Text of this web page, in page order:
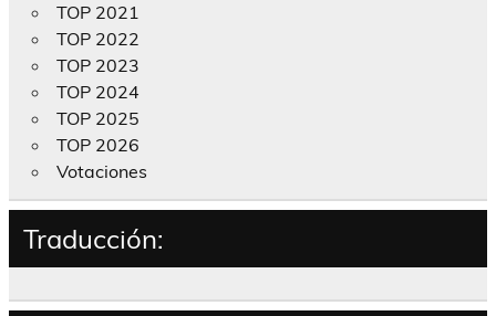
TOP 2021
TOP 2022
TOP 2023
TOP 2024
TOP 2025
TOP 2026
Votaciones
Traducción: